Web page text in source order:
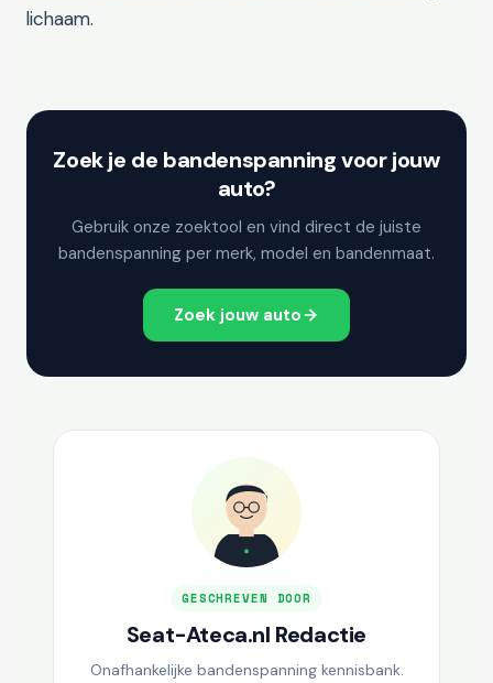
lichaam.
Zoek je de bandenspanning voor jouw
auto?
Gebruik onze zoektool en vind direct de juiste
bandenspanning per merk, model en bandenmaat.
Zoek jouw auto
GESCHREVEN DOOR
Seat-Ateca.nl Redactie
Onafhankelijke bandenspanning kennisbank.